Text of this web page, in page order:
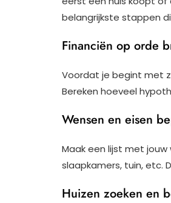
belangrijkste stappen
Financiën op orde
Voordat je begint met
Bereken hoeveel
Wensen en eisen
Maak een lijst met
slaapkamers, tuin, etc.
Huizen zoeken en